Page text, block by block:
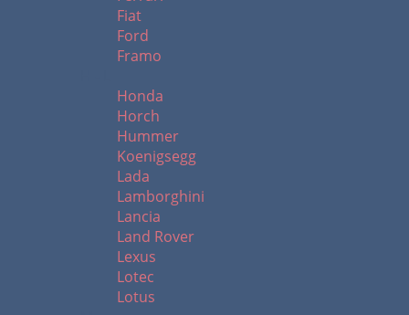
Fiat
Ford
Framo
Honda
Horch
Hummer
Koenigsegg
Lada
Lamborghini
Lancia
Land Rover
Lexus
Lotec
Lotus